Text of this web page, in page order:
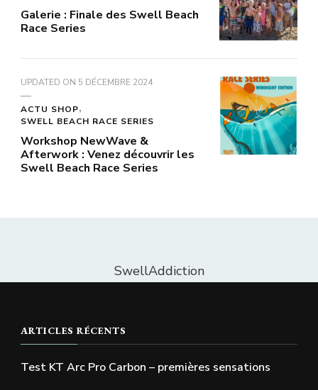
Galerie : Finale des Swell Beach
Race Series
UPDATED ON 5 DÉCEMBRE 2024
ACTU SHOP
SWELL BEACH RACE SERIES
Workshop NewWave &
Afterwork : Venez découvrir les
Swell Beach Race Series
SwellAddiction
ARTICLES RÉCENTS
Test KT Arc Pro Carbon – premières sensations